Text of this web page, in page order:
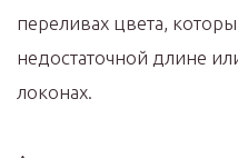
переливах цвета,
недостаточной длине
локонах.